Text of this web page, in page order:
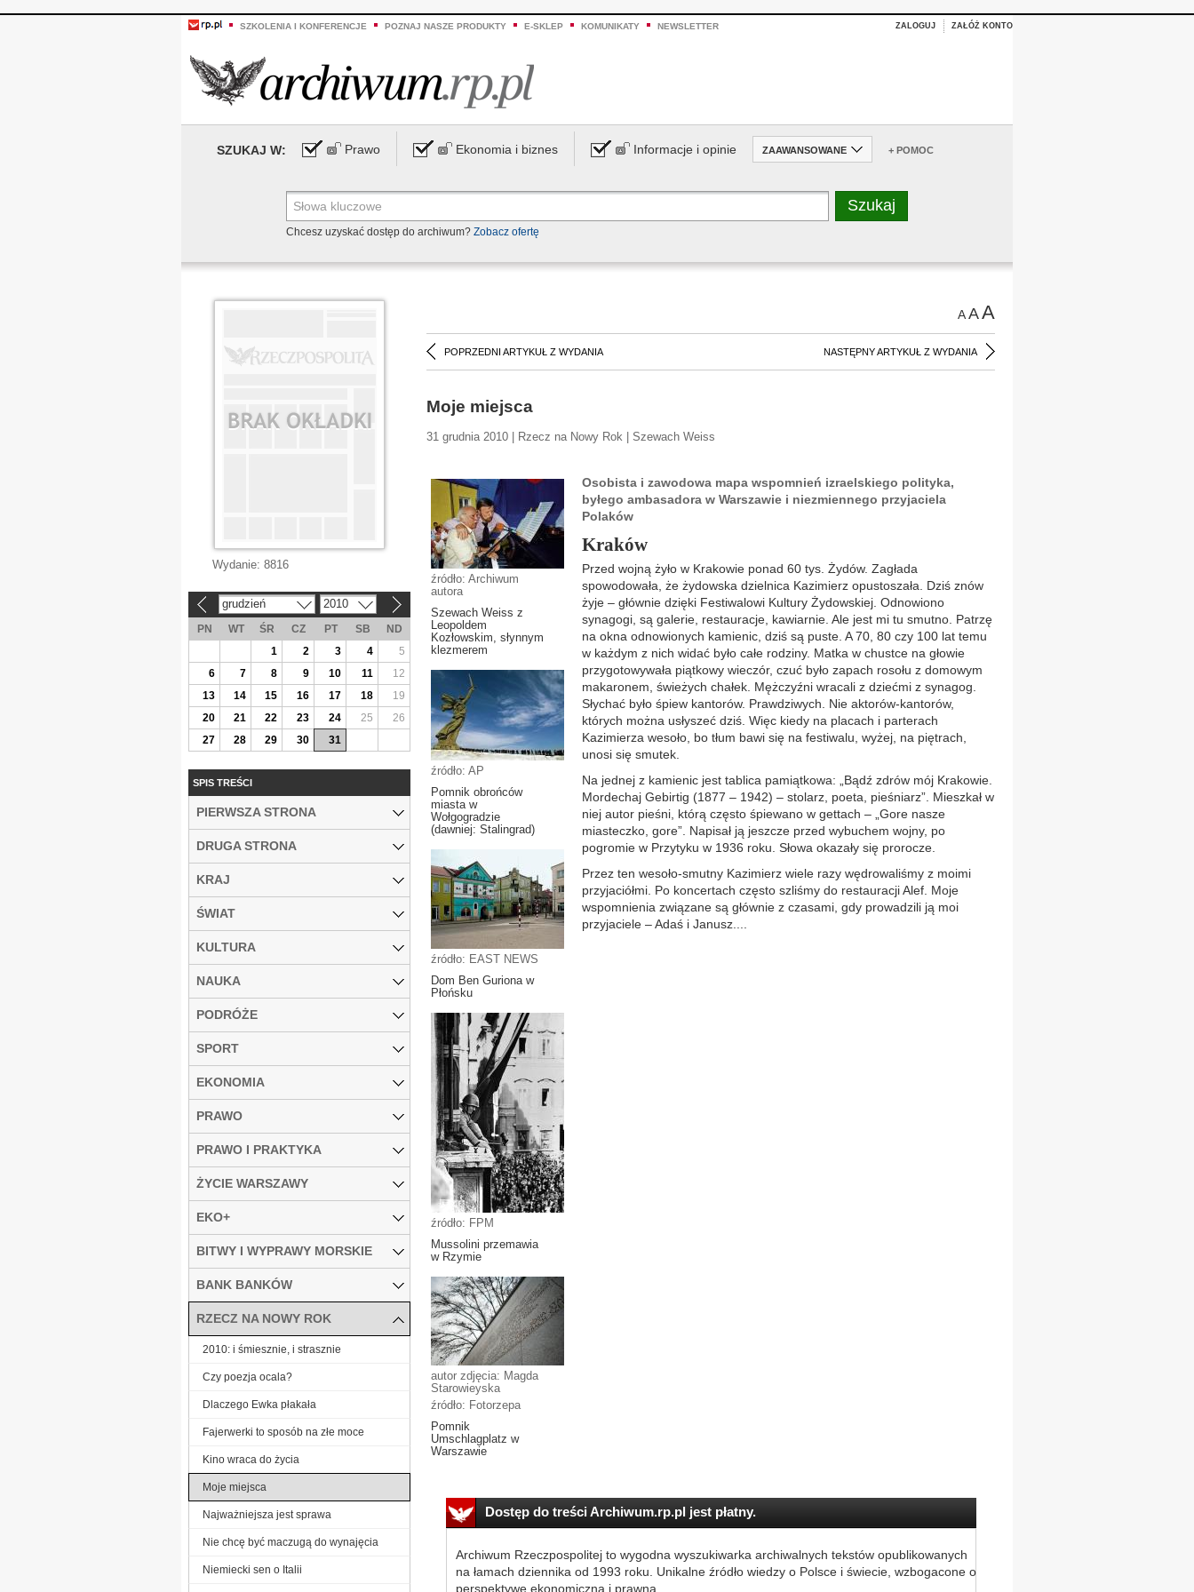
SZKOLENIA I KONFERENCJE POZNAJ NASZE PRODUKTY E-SKLEP KOMUNIKATY NEWSLETTER ZALOGUJ ZAŁÓŻ KONTO
SZUKAJ W: Prawo Ekonomia i biznes Informacje i opinie ZAAWANSOWANE + POMOC
Chcesz uzyskać dostęp do archiwum? Zobacz ofertę
AAA
POPRZEDNI ARTYKUŁ Z WYDANIA NASTĘPNY ARTYKUŁ Z WYDANIA
Moje miejsca
31 grudnia 2010 | Rzecz na Nowy Rok | Szewach Weiss
źródło: Archiwum
autora
Szewach Weiss z
Leopoldem
Kozłowskim, słynnym
klezmerem
źródło: AP
Pomnik obrońców
miasta w
Wołgogradzie
(dawniej: Stalingrad)
źródło: EAST NEWS
Dom Ben Guriona w
Płońsku
źródło: FPM
Mussolini przemawia
w Rzymie
autor zdjęcia: Magda
Starowieyska
źródło: Fotorzepa
Pomnik
Umschlagplatz w
Warszawie
Osobista i zawodowa mapa wspomnień izraelskiego polityka,
byłego ambasadora w Warszawie i niezmiennego przyjaciela
Polaków
Kraków
Przed wojną żyło w Krakowie ponad 60 tys. Żydów. Zagłada
spowodowała, że żydowska dzielnica Kazimierz opustoszała. Dziś znów
żyje – głównie dzięki Festiwalowi Kultury Żydowskiej. Odnowiono
synagogi, są galerie, restauracje, kawiarnie. Ale jest mi tu smutno. Patrzę
na okna odnowionych kamienic, dziś są puste. A 70, 80 czy 100 lat temu
w każdym z nich widać było całe rodziny. Matka w chustce na głowie
przygotowywała piątkowy wieczór, czuć było zapach rosołu z domowym
makaronem, świeżych chałek. Mężczyźni wracali z dziećmi z synagog.
Słychać było śpiew kantorów. Prawdziwych. Nie aktorów-kantorów,
których można usłyszeć dziś. Więc kiedy na placach i parterach
Kazimierza wesoło, bo tłum bawi się na festiwalu, wyżej, na piętrach,
unosi się smutek.
Na jednej z kamienic jest tablica pamiątkowa: „Bądź zdrów mój Krakowie.
Mordechaj Gebirtig (1877 – 1942) – stolarz, poeta, pieśniarz”. Mieszkał w
niej autor pieśni, którą często śpiewano w gettach – „Gore nasze
miasteczko, gore”. Napisał ją jeszcze przed wybuchem wojny, po
pogromie w Przytyku w 1936 roku. Słowa okazały się prorocze.
Przez ten wesoło-smutny Kazimierz wiele razy wędrowaliśmy z moimi
przyjaciółmi. Po koncertach często szliśmy do restauracji Alef. Moje
wspomnienia związane są głównie z czasami, gdy prowadzili ją moi
przyjaciele – Adaś i Janusz....
Dostęp do treści Archiwum.rp.pl jest płatny.
Archiwum Rzeczpospolitej to wygodna wyszukiwarka archiwalnych tekstów opublikowanych
na łamach dziennika od 1993 roku. Unikalne źródło wiedzy o Polsce i świecie, wzbogacone o
perspektywę ekonomiczną i prawną.
Wydanie: 8816
grudzień 2010
PN WT ŚR CZ PT SB
ND
1
2 3 4
5
6
7 8 9 10 11
12
13
14 15 16 17 18
19
20
21 22 23 24 25
26
27
28 29 30 31
SPIS TREŚCI
PIERWSZA STRONA
DRUGA STRONA
KRAJ
ŚWIAT
KULTURA
NAUKA
PODRÓŻE
SPORT
EKONOMIA
PRAWO
PRAWO I PRAKTYKA
ŻYCIE WARSZAWY
EKO+
BITWY I WYPRAWY MORSKIE
BANK BANKÓW
RZECZ NA NOWY ROK
2010: i śmiesznie, i strasznie
Czy poezja ocala?
Dlaczego Ewka płakała
Fajerwerki to sposób na złe moce
Kino wraca do życia
Moje miejsca
Najważniejsza jest sprawa
Nie chcę być maczugą do wynajęcia
Niemiecki sen o Italii